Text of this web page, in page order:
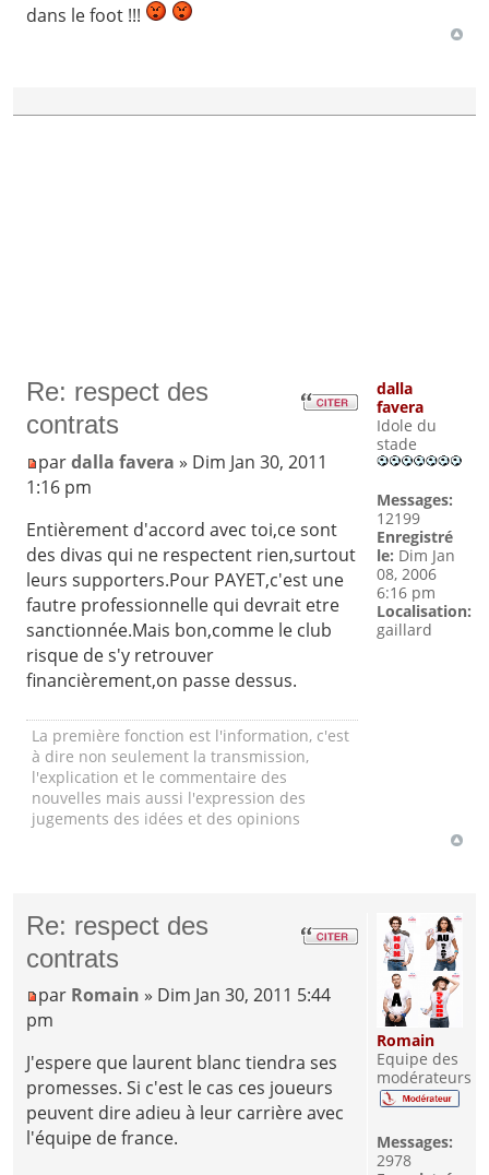
dans le foot !!!
Re: respect des
contrats
pardalla favera » Dim Jan 30, 2011
1:16 pm
Entièrement d'accord avec toi,ce sont
des divas qui ne respectent rien,surtout
leurs supporters.Pour PAYET,c'est une
fautre professionnelle qui devrait etre
sanctionnée.Mais bon,comme le club
risque de s'y retrouver
financièrement,on passe dessus.
La première fonction est l'information, c'est
à dire non seulement la transmission,
l'explication et le commentaire des
nouvelles mais aussi l'expression des
jugements des idées et des opinions
dalla
favera
Idole du
stade
Messages:
12199
Enregistré
le: Dim Jan
08, 2006
6:16 pm
Localisation:
gaillard
Re: respect des
contrats
par Romain » Dim Jan 30, 2011 5:44
pm
J'espere que laurent blanc tiendra ses
promesses. Si c'est le cas ces joueurs
peuvent dire adieu à leur carrière avec
l'équipe de france.
Romain
Equipe des
modérateurs
Messages:
2978